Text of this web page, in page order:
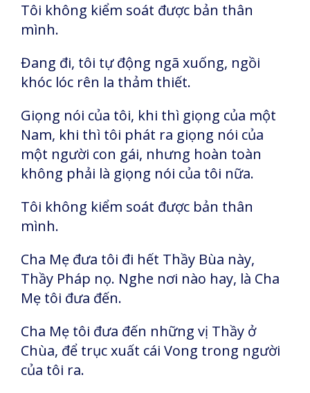
Tôi không kiểm soát được bản thân
mình.
Đang đi, tôi tự động ngã xuống, ngồi
khóc lóc rên la thảm thiết.
Giọng nói của tôi, khi thì giọng của một
Nam, khi thì tôi phát ra giọng nói của
một người con gái, nhưng hoàn toàn
không phải là giọng nói của tôi nữa.
Tôi không kiểm soát được bản thân
mình.
Cha Mẹ đưa tôi đi hết Thầy Bùa này,
Thầy Pháp nọ. Nghe nơi nào hay, là Cha
Mẹ tôi đưa đến.
Cha Mẹ tôi đưa đến những vị Thầy ở
Chùa, để trục xuất cái Vong trong người
của tôi ra.